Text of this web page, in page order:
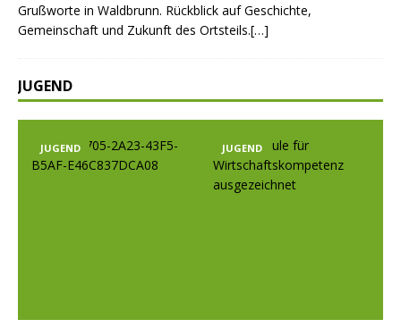
Grußworte in Waldbrunn. Rückblick auf Geschichte,
Gemeinschaft und Zukunft des Ortsteils.[…]
JUGEND
JUGEND JUGEND